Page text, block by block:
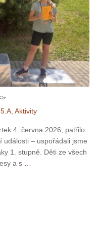
5.A Aktivity
4. června 2026, patřilo
události – uspořádali jsme
1. stupně. Děti ze všech
a s